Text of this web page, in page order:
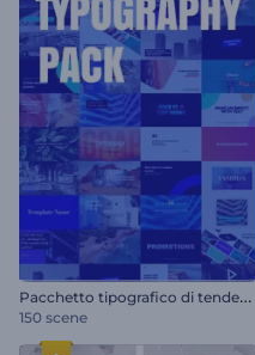
P
acchetto tipografico di tendenza
150 scene